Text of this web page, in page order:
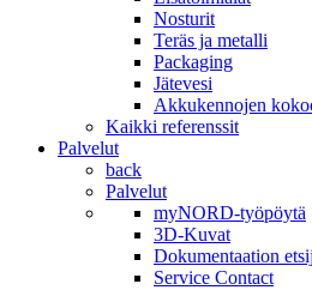
Nosturit
Teräs ja metalli
Packaging
Jätevesi
Akkukennojen
Kaikki referenssit
Palvelut
back
Palvelut
myNORD-työpöytä
3D-Kuvat
Dokumentaation
Service Contact